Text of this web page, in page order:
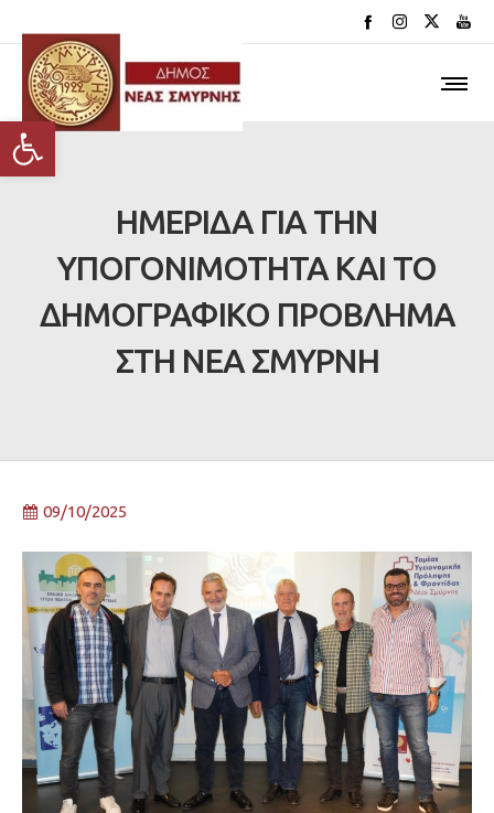
Ανοίξτε τη γραμμή εργαλείων
ΗΜΕΡΙΔΑ ΓΙΑ ΤΗΝ
ΥΠΟΓΟΝΙΜΟΤΗΤΑ ΚΑΙ ΤΟ
ΔΗΜΟΓΡΑΦΙΚΟ ΠΡΟΒΛΗΜΑ
ΣΤΗ ΝΕΑ ΣΜΥΡΝΗ
09/10/2025